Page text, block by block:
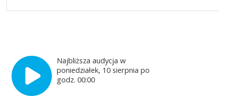
Najbliższa audycja w
poniedziałek, 10 sierpnia po
godz. 00:00